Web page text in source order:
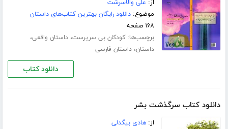
از: علی والاسرشت
موضوع:دانلود رایگان بهترین کتاب‌های داستان
۱۶۸ صفحه
برچسب‌ها:کودکان بی سرپرست،داستان واقعی،
داستان،داستان فارسی
دانلود کتاب
دانلود کتاب سرگذشت بشر
از:هادی بیگدلی